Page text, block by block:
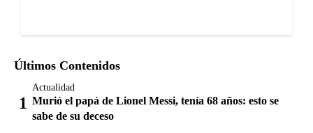
Últimos Contenidos
Actualidad
Murió el papá de Lionel Messi, tenía 68 años: esto se
sabe de su deceso